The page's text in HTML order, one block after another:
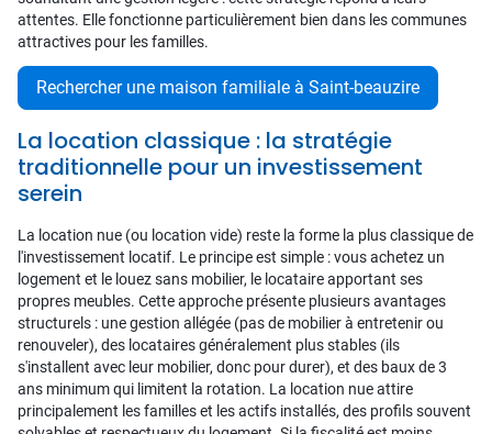
attentes. Elle fonctionne particulièrement bien dans les communes
attractives pour les familles.
Rechercher une maison familiale à Saint-beauzire
La location classique : la stratégie
traditionnelle pour un investissement
serein
La location nue (ou location vide) reste la forme la plus classique de
l'investissement locatif. Le principe est simple : vous achetez un
logement et le louez sans mobilier, le locataire apportant ses
propres meubles. Cette approche présente plusieurs avantages
structurels : une gestion allégée (pas de mobilier à entretenir ou
renouveler), des locataires généralement plus stables (ils
s'installent avec leur mobilier, donc pour durer), et des baux de 3
ans minimum qui limitent la rotation. La location nue attire
principalement les familles et les actifs installés, des profils souvent